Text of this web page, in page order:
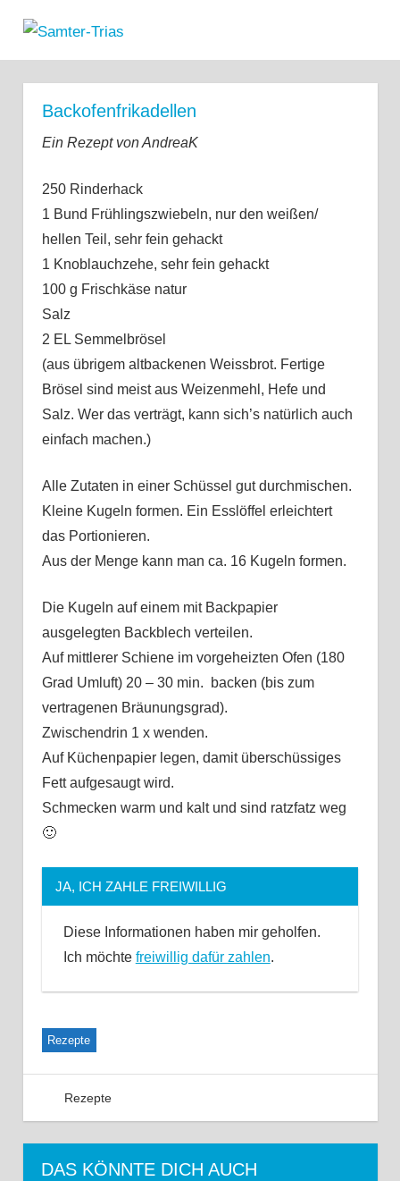
Inhalt
springen
Polypen
Salicylsäure-
Backofenfrikadellen
Ein Rezept von AndreaK
250 Rinderhack
1 Bund Frühlingszwiebeln, nur den weißen/
hellen Teil, sehr fein gehackt
1 Knoblauchzehe, sehr fein gehackt
100 g Frischkäse natur
Salz
2 EL Semmelbrösel
(aus übrigem altbackenen Weissbrot. Fertige
Brösel sind meist aus Weizenmehl, Hefe und
Salz. Wer das verträgt, kann sich’s natürlich auch
einfach machen.)
Alle Zutaten in einer Schüssel gut durchmischen.
Kleine Kugeln formen. Ein Esslöffel erleichtert
das Portionieren.
Aus der Menge kann man ca. 16 Kugeln formen.
Die Kugeln auf einem mit Backpapier
ausgelegten Backblech verteilen.
Auf mittlerer Schiene im vorgeheizten Ofen (180
Grad Umluft) 20 – 30 min. backen (bis zum
vertragenen Bräunungsgrad).
Zwischendrin 1 x wenden.
Auf Küchenpapier legen, damit überschüssiges
Fett aufgesaugt wird.
Schmecken warm und kalt und sind ratzfatz weg
🙂
JA, ICH ZAHLE FREIWILLIG
Diese Informationen haben mir geholfen.
Ich möchte freiwillig dafür zahlen.
Rezepte
Rezepte
DAS KÖNNTE DICH AUCH